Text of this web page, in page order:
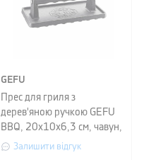
GEFU
Прес для гриля з
дерев'яною ручкою GEFU
BBQ, 20х10х6,3 см, чавун,
чорний
Залишити відгук